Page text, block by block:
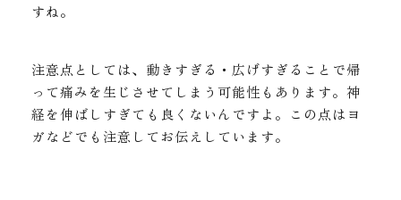
すね。
注意点としては、動きすぎる・広げすぎることで帰
って痛みを生じさせてしまう可能性もあります。神
経を伸ばしすぎても良くないんですよ。この点はヨ
ガなどでも注意してお伝えしています。